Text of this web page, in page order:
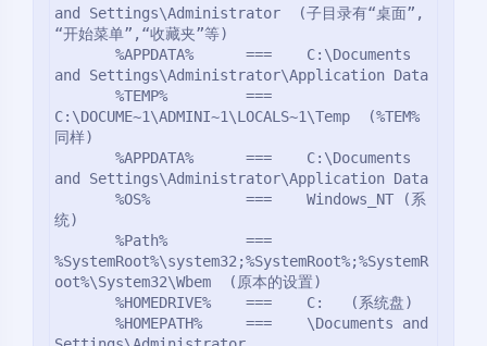
and Settings\Administrator  (子目录有“桌面”,
“开始菜单”,“收藏夹”等)
and Settings\Administrator\Application Data
C:\DOCUME~1\ADMINI~1\LOCALS~1\Temp  (%TEM%
同样)
and Settings\Administrator\Application Data
统)
%SystemRoot%\system32;%SystemRoot%;%SystemR
oot%\System32\Wbem  (原本的设置)